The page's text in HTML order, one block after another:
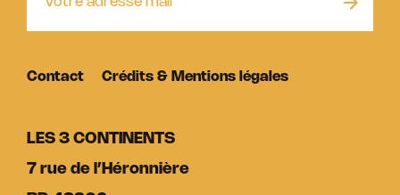
LES 3 CONTINENTS
7 rue de l’Héronnière
Contact Crédits & Mentions légales